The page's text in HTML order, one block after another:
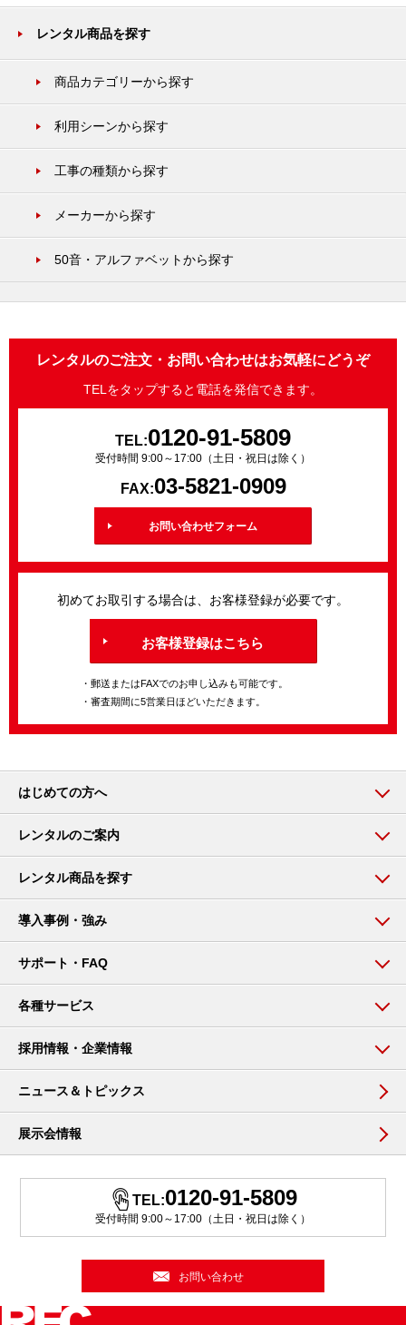
レンタル商品を探す
商品カテゴリーから探す
利用シーンから探す
工事の種類から探す
メーカーから探す
50音・アルファベットから探す
レンタルのご注文・お問い合わせはお気軽にどうぞ
TELをタップすると電話を発信できます。
TEL:0120-91-5809
受付時間 9:00～17:00（土日・祝日は除く）
FAX:03-5821-0909
お問い合わせフォーム
初めてお取引する場合は、お客様登録が必要です。
お客様登録はこちら
・郵送またはFAXでのお申し込みも可能です。
・審査期間に5営業日ほどいただきます。
はじめての方へ
レンタルのご案内
レンタル商品を探す
導入事例・強み
サポート・FAQ
各種サービス
採用情報・企業情報
ニュース＆トピックス
展示会情報
TEL:0120-91-5809
受付時間 9:00～17:00（土日・祝日は除く）
お問い合わせ